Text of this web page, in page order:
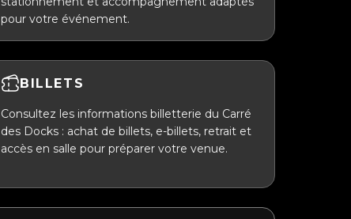
pour votre événement.
BILLETS
Consultez les informations billetterie du Carré
des Docks : achat de billets, e-billets, retrait et
accès en salle pour préparer votre venue.